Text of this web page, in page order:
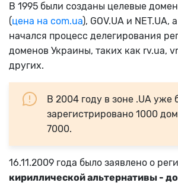
В 1995 были созданы целевые
(цена на com.ua), GOV.UA и NET.UA,
начался процесс делегирования
доменов Украины, таких как rv.ua,
других.
В 2004 году в зоне .UA уже
зарегистрировано 1000
7000.
16.11.2009 года было заявлено о
кириллической альтернативы -